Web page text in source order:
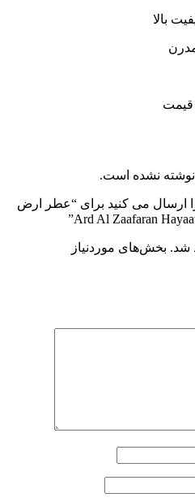
بالا
قیمت
نشده است.
ارسال می کنید برای “عطر ارض
شد. بخش‌های موردنیاز